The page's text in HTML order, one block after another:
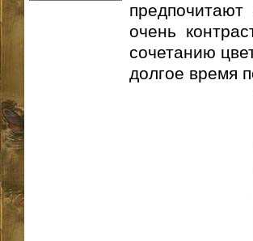
очень
сочетанию
долгое время